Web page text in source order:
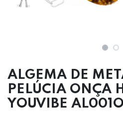
ALGEMA DE
PELÚCIA ONÇA
YOUVIBE AL001O